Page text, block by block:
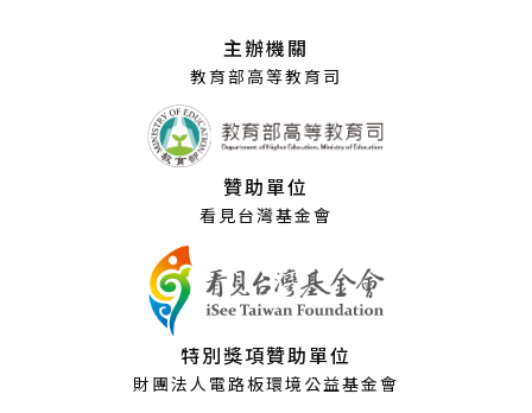
主辦機關
教育部高等教育司
贊助單位
看見台灣基金會
特別獎項贊助單位
財團法人電路板環境公益基金會